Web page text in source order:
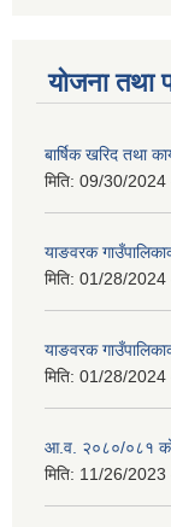
योजना तथा
बार्षिक खरिद तथा
मिति: 09/30/2024
याङवरक
मिति: 01/28/2024
याङवरक
मिति: 01/28/2024
आ.व. २०८०/०८१ को
मिति: 11/26/2023